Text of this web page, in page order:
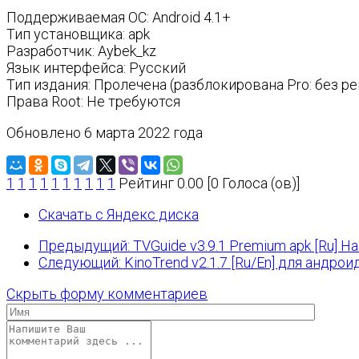
Поддерживаемая ОС: Android 4.1+
Тип установщика: apk
Разработчик: Aybek_kz
Язык интерфейса: Русский
Тип издания: Пролечена (разблокирована Pro: без
Права Root: Не требуются
Обновлено 6 марта 2022 года
1 1 1 1 1 1 1 1 1 1 Рейтинг 0.00 [0 Голоса (ов)]
Скачать с Яндекс диска
Предыдущий: TVGuide v3.9.1 Premium apk [Ru]
Следующий: KinoTrend v2.1.7 [Ru/En] для
Скрыть форму комментариев